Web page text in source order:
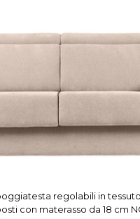
regolabili in
con materasso da 18 cm